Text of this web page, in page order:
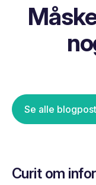
Se alle
Curit om